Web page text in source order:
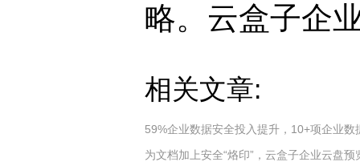
略。云盒子企
相关文章:
59%企业数据安全投入提升，10+项企业数
为文档加上安全“烙印”，云盒子企业云盘